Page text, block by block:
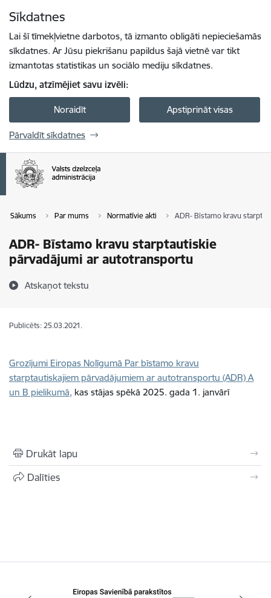
Sīkdatnes
Lai šī tīmekļvietne darbotos, tā izmanto obligāti nepieciešamās
sīkdatnes. Ar Jūsu piekrišanu papildus šajā vietnē var tikt
izmantotas statistikas un sociālo mediju sīkdatnes.
Lūdzu, atzīmējiet savu izvēli:
Noraidīt Apstiprināt visas
Pārvaldīt sīkdatnes
Sākums Par mums Normatīvie akti ADR- Bīstamo kravu
ADR- Bīstamo kravu starptautiskie
pārvadājumi ar autotransportu
Atskaņot tekstu
Publicēts: 25.03.2021.
Grozījumi Eiropas Nolīgumā Par bīstamo kravu
starptautiskajiem pārvadājumiem ar autotransportu (ADR) A
un B pielikumā, kas stājas spēkā 2025. gada 1. janvārī
Drukāt lapu
Dalīties